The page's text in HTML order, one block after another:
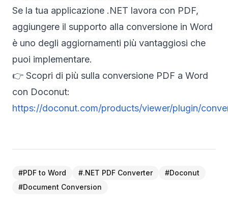
Se la tua applicazione .NET lavora con PDF,
aggiungere il supporto alla conversione in Word
è uno degli aggiornamenti più vantaggiosi che
puoi implementare.
👉 Scopri di più sulla conversione PDF a Word
con Doconut:
https://doconut.com/products/viewer/plugin/
#PDF to Word #.NET PDF Converter #Doconut
#Document Conversion